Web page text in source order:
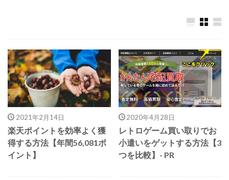
2021年2月14日
楽天ポイントを効率よく獲
得する方法【年間56,081ポ
イント】
2020年4月28日
レトロゲーム買い取りでお
小遣いをゲットする方法【3
つを比較】- PR